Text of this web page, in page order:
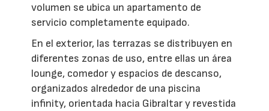
volumen se ubica un apartamento de
servicio completamente equipado.
En el exterior, las terrazas se distribuyen en
diferentes zonas de uso, entre ellas un área
lounge, comedor y espacios de descanso,
organizados alrededor de una piscina
infinity, orientada hacia Gibraltar y revestida